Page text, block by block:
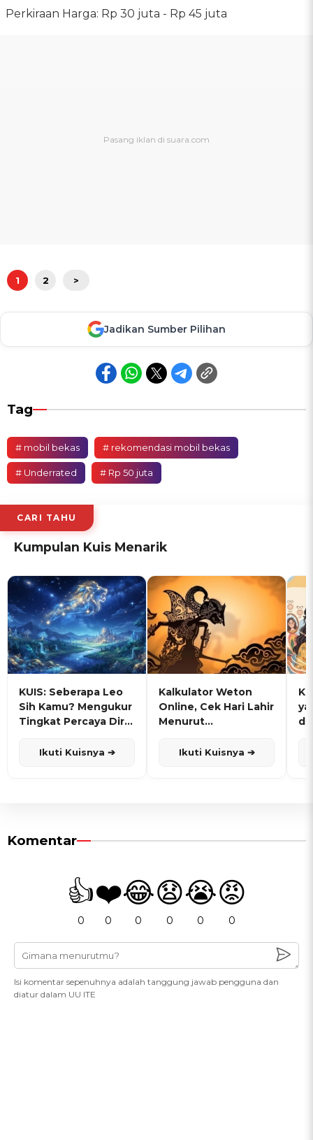
Perkiraan Harga: Rp 30 juta - Rp 45 juta
1 2 >
Jadikan Sumber Pilihan
Tag
# mobil bekas # rekomendasi mobil bekas
# Underrated # Rp 50 juta
CARI TAHU
Kumpulan Kuis Menarik
KUIS: Seberapa Leo
Sih Kamu? Mengukur
Tingkat Percaya Diri
Ikuti Kuisnya ➔
Kalkulator Weton
Online, Cek Hari Lahir
Menurut
Ikuti Kuisnya ➔
Komentar
👍
0
❤️
0
😂
0
😧
0
😭
0
😡
0
Isi komentar sepenuhnya adalah tanggung jawab pengguna dan
diatur dalam UU ITE